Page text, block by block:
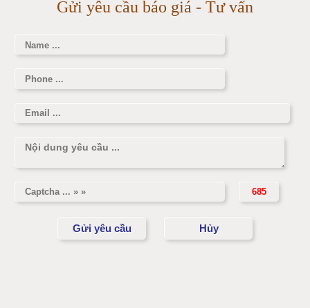
Cân điện tử 3000kg
Cân điện tử 1 tấn
Cân điện tử 2 tấn
Cân điện tử 3 tấn
Cân điện tử 10 tấn
Cân điện tử 15 tấn
Gửi yêu cầu báo giá - Tư vấn